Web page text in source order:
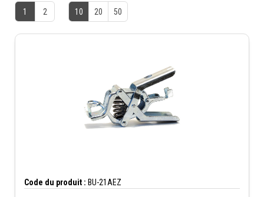
1 2 10 20 50
Code du produit : BU-21AEZ